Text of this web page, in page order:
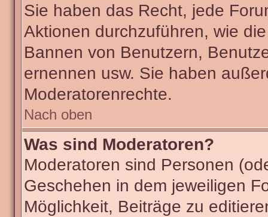
Sie haben das Recht, jede
Aktionen durchzuführen, wie
Bannen von Benutzern,
ernennen usw. Sie haben
Moderatorenrechte.
Nach oben
Was sind Moderatoren?
Moderatoren sind Personen
Geschehen in dem jeweiligen
Möglichkeit, Beiträge zu